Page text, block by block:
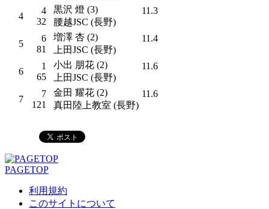
4
4
32
黒沢 燈 (3)
腰越JSC (長野)
11.3
5
6
81
増澤 杏 (2)
上田JSC (長野)
11.4
6
1
65
小出 朋花 (2)
上田JSC (長野)
11.6
7
7
121
金田 耀花 (2)
真田陸上教室 (長野)
11.6
PAGETOP
利用規約
このサイトについて